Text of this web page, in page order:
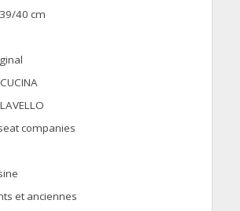
40 cm
companies
et anciennes